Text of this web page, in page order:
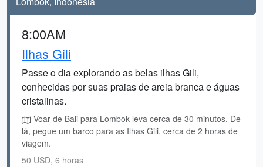
8:00AM
Ilhas Gili
Passe o dia explorando as belas ilhas Gili,
conhecidas por suas praias de areia branca e águas
cristalinas.
Voar de Bali para Lombok leva cerca de 30 minutos. De
lá, pegue um barco para as Ilhas Gili, cerca de 2 horas de
viagem.
50 USD, 6 horas